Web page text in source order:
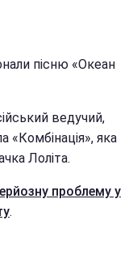
пісню «Океан
ведучий,
«Комбінація», яка
Лоліта.
проблему у
.